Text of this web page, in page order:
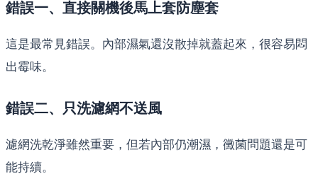
錯誤一、直接關機後馬上套防塵套
這是最常見錯誤。內部濕氣還沒散掉就蓋起來，很容易悶
出霉味。
錯誤二、只洗濾網不送風
濾網洗乾淨雖然重要，但若內部仍潮濕，黴菌問題還是可
能持續。